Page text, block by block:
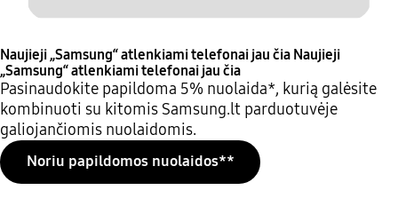
Naujieji „Samsung“ atlenkiami telefonai jau čia Naujieji
„Samsung“ atlenkiami telefonai jau čia
Pasinaudokite papildoma 5% nuolaida*, kurią galėsite
kombinuoti su kitomis Samsung.lt parduotuvėje
galiojančiomis nuolaidomis.
Noriu papildomos nuolaidos**